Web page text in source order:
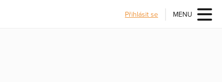
Přihlásit se MENU